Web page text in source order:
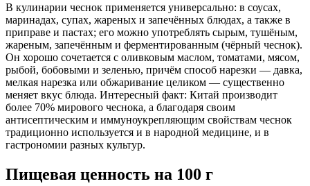
В кулинарии чеснок применяется универсально: в соусах,
маринадах, супах, жареных и запечённых блюдах, а также в
приправе и пастах; его можно употреблять сырым, тушёным,
жареным, запечённым и ферментированным (чёрный чеснок).
Он хорошо сочетается с оливковым маслом, томатами, мясом,
рыбой, бобовыми и зеленью, причём способ нарезки — давка,
мелкая нарезка или обжаривание целиком — существенно
меняет вкус блюда. Интересный факт: Китай производит
более 70% мирового чеснока, а благодаря своим
антисептическим и иммуноукрепляющим свойствам чеснок
традиционно используется и в народной медицине, и в
гастрономии разных культур.
Пищевая ценность на 100 г